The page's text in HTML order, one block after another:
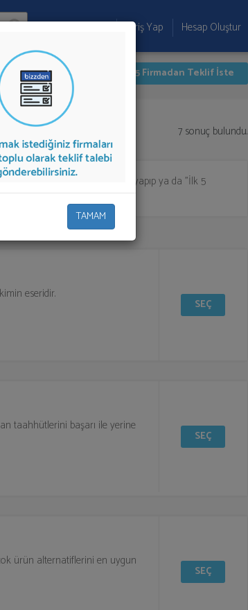
TAMAM
Firma Ekle Giriş Yap Hesap Oluştur
İlk 5 Firmadan Teklif İste
7 sonuç bulundu.
teklifi almak için listeden seçim yapıp ya da "İlk 5
eseridir.
SEÇ
taahhütlerini başarı ile yerine
SEÇ
ürün alternatiflerini en uygun
SEÇ